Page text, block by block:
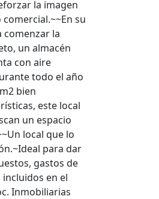
la imagen
su
comenzar la
un almacén
con aire
todo el año
bien
este local
un espacio
local que lo
para dar
gastos de
en el
Inmobiliarias